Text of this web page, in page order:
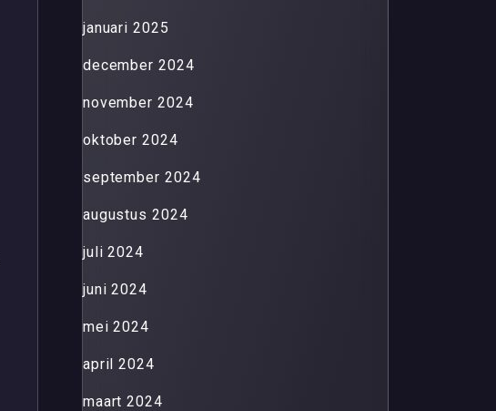
januari 2025
december 2024
november 2024
oktober 2024
september 2024
augustus 2024
juli 2024
juni 2024
mei 2024
april 2024
maart 2024